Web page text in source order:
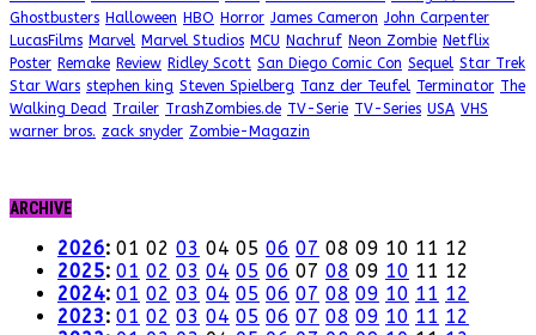
Ghostbusters Halloween HBO Horror James Cameron John Carpenter
LucasFilms Marvel Marvel Studios MCU Nachruf Neon Zombie Netflix
Poster Remake Review Ridley Scott San Diego Comic Con Sequel Star Trek
Star Wars stephen king Steven Spielberg Tanz der Teufel Terminator The
Walking Dead Trailer TrashZombies.de TV-Serie TV-Series USA VHS
warner bros. zack snyder Zombie-Magazin
ARCHIVE
2026: 01 02 03 04 05 06 07 08 09 10 11 12
2025: 01 02 03 04 05 06 07 08 09 10 11 12
2024: 01 02 03 04 05 06 07 08 09 10 11 12
2023: 01 02 03 04 05 06 07 08 09 10 11 12